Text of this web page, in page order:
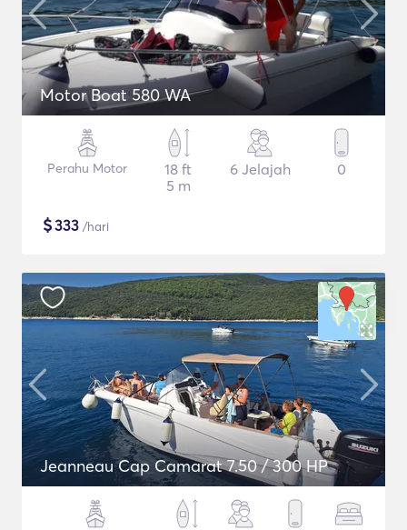
Motor Boat 580 WA
Perahu Motor
18 ft
5 m
6 Jelajah 0
$333 /hari
Jeanneau Cap Camarat 7.50 / 300 HP